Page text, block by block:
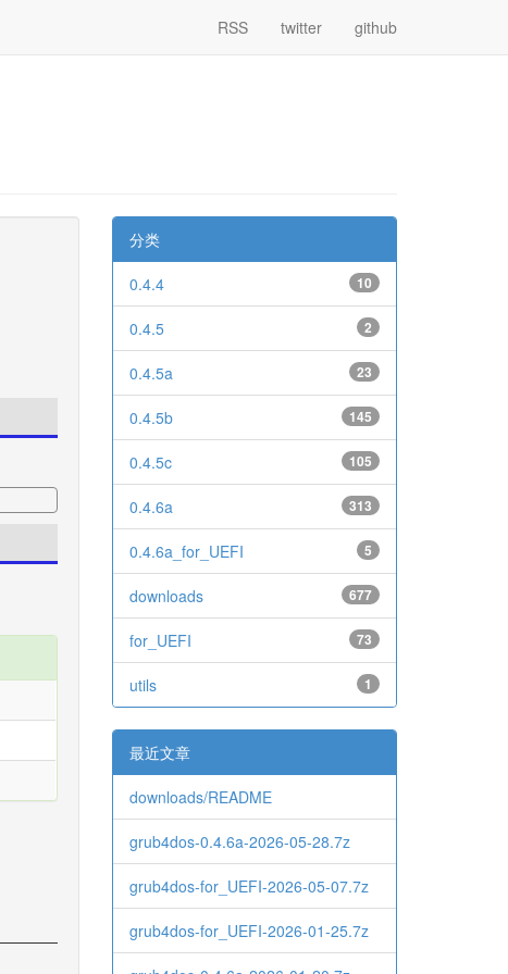
RSS twitter github
分类
10
0.4.4
2
0.4.5
23
0.4.5a
145
0.4.5b
105
0.4.5c
313
0.4.6a
5
0.4.6a_for_UEFI
677
downloads
73
for_UEFI
1
utils
最近文章
downloads/README
grub4dos-0.4.6a-2026-05-28.7z
grub4dos-for_UEFI-2026-05-07.7z
grub4dos-for_UEFI-2026-01-25.7z